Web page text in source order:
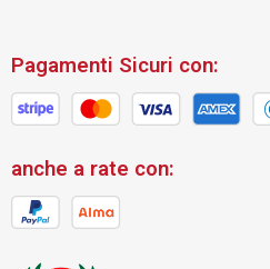
Pagamenti Sicuri con:
anche a rate con: